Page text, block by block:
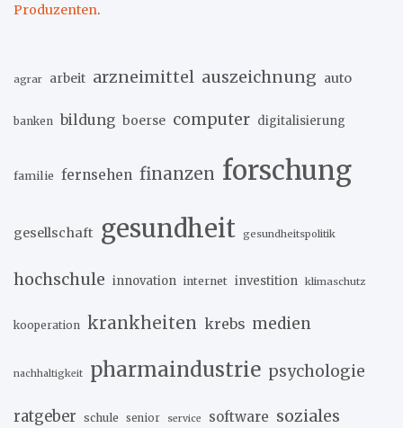
Produzenten.
agrar arbeit arzneimittel auszeichnung auto
banken bildung boerse computer digitalisierung
familie fernsehen finanzen forschung
gesellschaft gesundheit gesundheitspolitik
hochschule innovation internet investition klimaschutz
kooperation krankheiten krebs medien
nachhaltigkeit pharmaindustrie psychologie
ratgeber schule senior service software soziales